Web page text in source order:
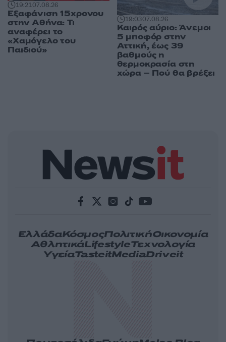
19:2107.08.26
Εξαφάνιση 15χρονου
στην Αθήνα: Τι
αναφέρει το
«Χαμόγελο του
Παιδιού»
19:0307.08.26
Καιρός αύριο: Άνεμοι
5 μποφόρ στην
Αττική, έως 39
βαθμούς η
θερμοκρασία στη
χώρα – Πού θα βρέξει
ΕλλάδαΚόσμοςΠολιτικήΟικονομία
ΑθλητικάLifestyleΤεχνολογία
ΥγείαTasteitMediaDriveit